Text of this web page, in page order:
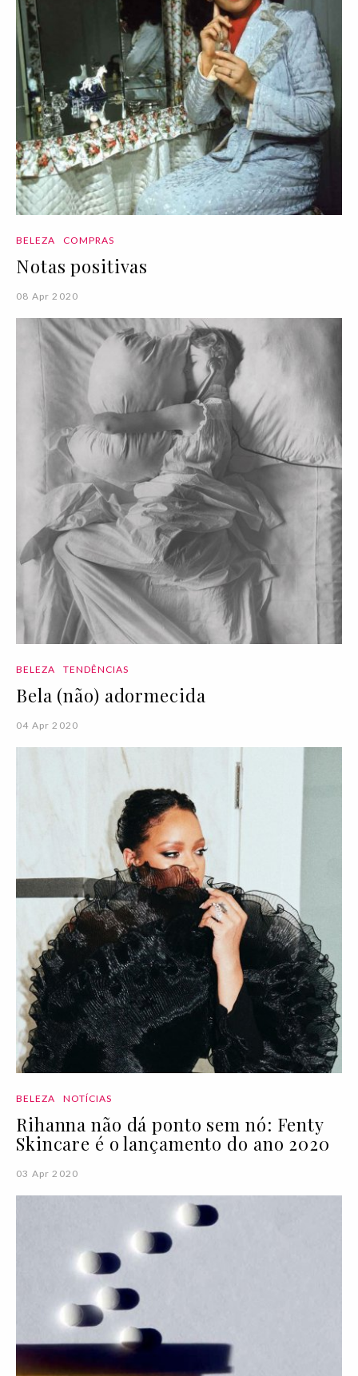
BELEZA COMPRAS
Notas positivas
08 Apr 2020
BELEZA TENDÊNCIAS
Bela (não) adormecida
04 Apr 2020
BELEZA NOTÍCIAS
Rihanna não dá ponto sem nó: Fenty
Skincare é o lançamento do ano 2020
03 Apr 2020